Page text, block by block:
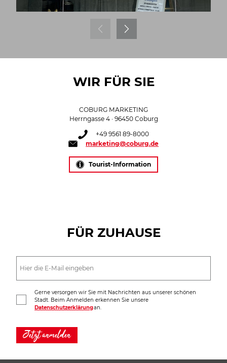
WIR FÜR SIE
COBURG MARKETING
Herrngasse 4 · 96450 Coburg
+49 9561 89-8000
marketing@coburg.de
Tourist-Information
FÜR ZUHAUSE
Gerne versorgen wir Sie mit Nachrichten aus unserer schönen
Stadt. Beim Anmelden erkennen Sie unsere
Datenschutzerklärungan.
Jetzt anmelden